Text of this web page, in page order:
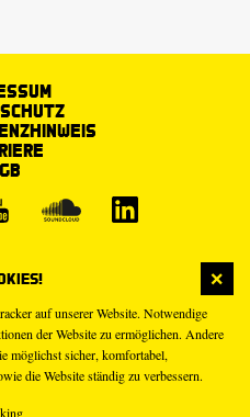
auf unserer Website. Notwendige
der Website zu ermöglichen. Andere
möglichst sicher, komfortabel,
die Website ständig zu verbessern.